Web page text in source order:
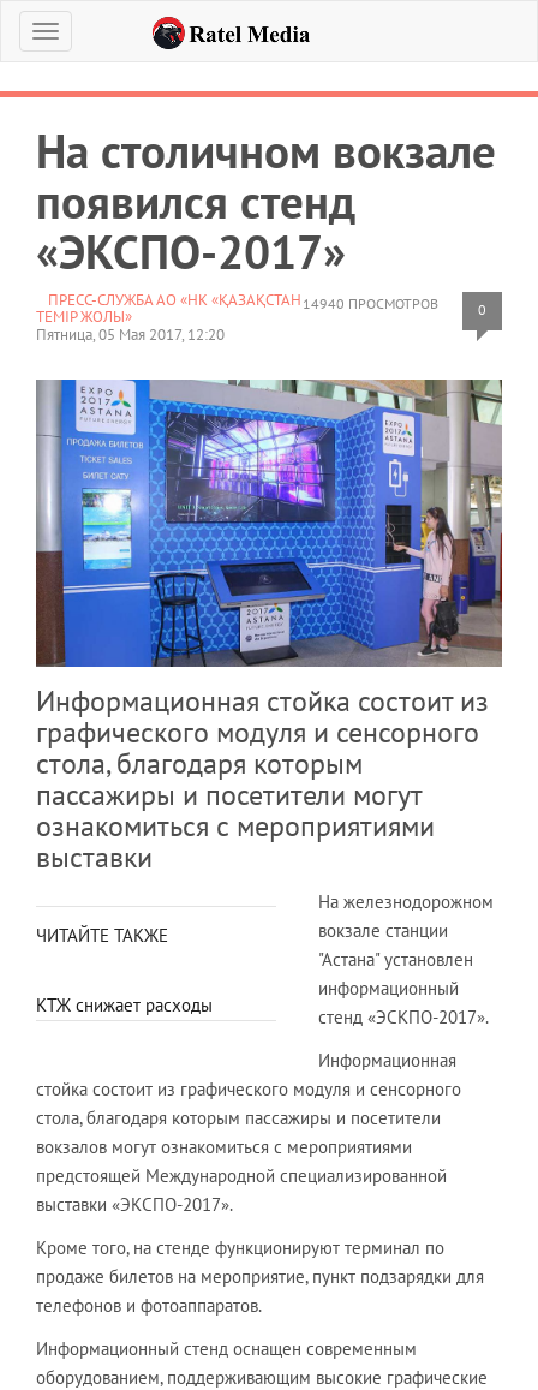
Меню
На столичном вокзале
появился стенд
«ЭКСПО-2017»
14940 ПРОСМОТРОВ 0
ПРЕСС-СЛУЖБА АО «НК «ҚАЗАҚСТАН
ТЕМІР ЖОЛЫ»
Пятница, 05 Мая 2017, 12:20
Информационная стойка состоит из
графического модуля и сенсорного
стола, благодаря которым
пассажиры и посетители могут
ознакомиться с мероприятиями
выставки
ЧИТАЙТЕ ТАКЖЕ
КТЖ снижает расходы
На железнодорожном
вокзале станции
"Астана" установлен
информационный
стенд «ЭСКПО-2017».
Информационная
стойка состоит из графического модуля и сенсорного
стола, благодаря которым пассажиры и посетители
вокзалов могут ознакомиться с мероприятиями
предстоящей Международной специализированной
выставки «ЭКСПО-2017».
Кроме того, на стенде функционируют терминал по
продаже билетов на мероприятие, пункт подзарядки для
телефонов и фотоаппаратов.
Информационный стенд оснащен современным
оборудованием, поддерживающим высокие графические